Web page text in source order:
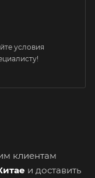
условия
клиентам
и доставить